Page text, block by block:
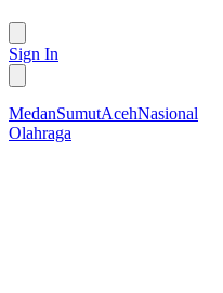
Sign In
MedanSumutAcehNasional
Olahraga